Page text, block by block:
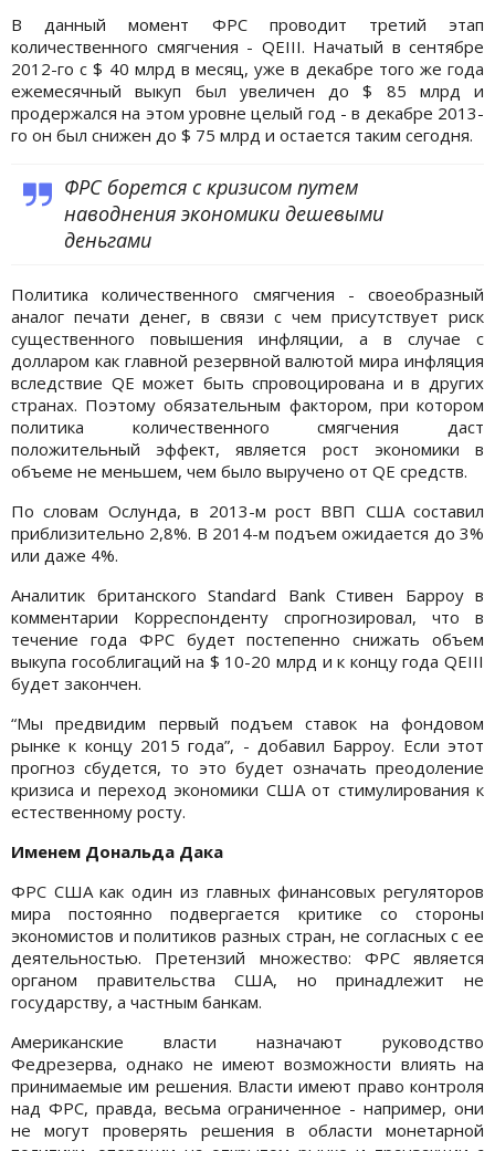
В данный момент ФРС проводит третий этап
количественного смягчения - QEIII. Начатый в сентябре
2012-го с $ 40 млрд в месяц, уже в декабре того же года
ежемесячный выкуп был увеличен до $ 85 млрд и
продержался на этом уровне целый год - в декабре 2013-
го он был снижен до $ 75 млрд и остается таким сегодня.
ФРС борется с кризисом путем
наводнения экономики дешевыми
деньгами
Политика количественного смягчения - своеобразный
аналог печати денег, в связи с чем присутствует риск
существенного повышения инфляции, а в случае с
долларом как главной резервной валютой мира инфляция
вследствие QE может быть спровоцирована и в других
странах. Поэтому обязательным фактором, при котором
политика количественного смягчения даст
положительный эффект, является рост экономики в
объеме не меньшем, чем было выручено от QE средств.
По словам Ослунда, в 2013-м рост ВВП США составил
приблизительно 2,8%. В 2014-м подъем ожидается до 3%
или даже 4%.
Аналитик британского Standard Bank Стивен Барроу в
комментарии Корреспонденту спрогнозировал, что в
течение года ФРС будет постепенно снижать объем
выкупа гособлигаций на $ 10-20 млрд и к концу года QEIII
будет закончен.
“Мы предвидим первый подъем ставок на фондовом
рынке к концу 2015 года”, - добавил Барроу. Если этот
прогноз сбудется, то это будет означать преодоление
кризиса и переход экономики США от стимулирования к
естественному росту.
Именем Дональда Дака
ФРС США как один из главных финансовых регуляторов
мира постоянно подвергается критике со стороны
экономистов и политиков разных стран, не согласных с ее
деятельностью. Претензий множество: ФРС является
органом правительства США, но принадлежит не
государству, а частным банкам.
Американские власти назначают руководство
Федрезерва, однако не имеют возможности влиять на
принимаемые им решения. Власти имеют право контроля
над ФРС, правда, весьма ограниченное - например, они
не могут проверять решения в области монетарной